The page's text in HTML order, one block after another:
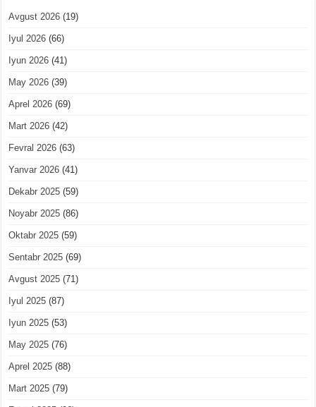
Avgust 2026 (19)
Iyul 2026 (66)
Iyun 2026 (41)
May 2026 (39)
Aprel 2026 (69)
Mart 2026 (42)
Fevral 2026 (63)
Yanvar 2026 (41)
Dekabr 2025 (59)
Noyabr 2025 (86)
Oktabr 2025 (59)
Sentabr 2025 (69)
Avgust 2025 (71)
Iyul 2025 (87)
Iyun 2025 (53)
May 2025 (76)
Aprel 2025 (88)
Mart 2025 (79)